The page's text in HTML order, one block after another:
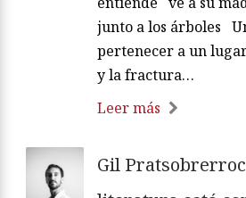
junto a los árboles
pertenecer a un
y la fractura…
Leer más
Gil